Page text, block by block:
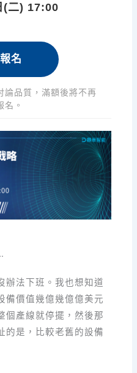
(二) 17:00
名
論品質，滿額後將不再
名。
辦法下班。我也想知道
備價值幾億幾億億美元
個產線就停擺，然後那
的是，比較老舊的設備